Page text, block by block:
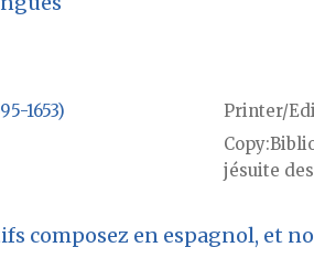
1653) Printer/
Copy
jésuite
composez en espagnol, et